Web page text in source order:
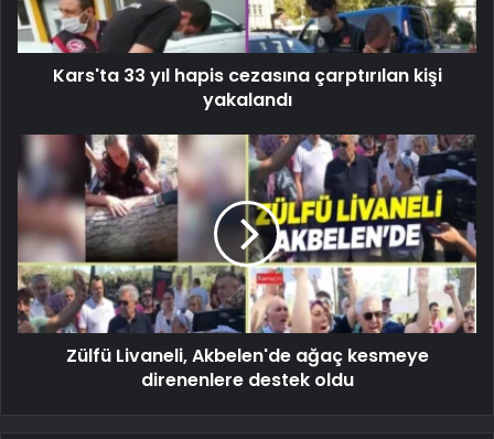
Kars'ta 33 yıl hapis cezasına çarptırılan kişi
yakalandı
Zülfü Livaneli, Akbelen'de ağaç kesmeye
direnenlere destek oldu